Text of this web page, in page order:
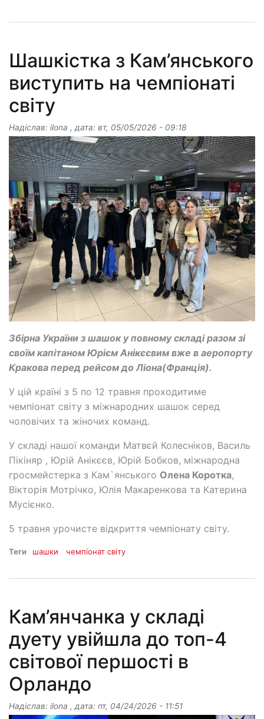
Шашкістка з Кам’янського
виступить на чемпіонаті
світу
Надіслав: ilona , дата: вт, 05/05/2026 - 09:18
Збірна України з шашок у повному складі разом зі
своїм капітаном Юрієм Анікєєвим вже в аеропорту
Кракова перед рейсом до Ліона(Франція).
У цій країні з 5 по 12 травня проходитиме
чемпіонат світу з міжнародних шашок серед
чоловічих та жіночих команд.
У складі нашої команди Матвєй Колесніков, Василь
Пікіняр , Юрій Анікєєв, Юрій Бобков, міжнародна
гросмейстерка з Кам`янського Олена Коротка,
Вікторія Мотрічко, Юлія Макаренкова та Катерина
Мусієнко.
5 травня урочисте відкриття чемпіонату світу.
Теги шашки чемпіонат світу
Кам’янчанка у складі
дуету увійшла до топ-4
світової першості в
Орландо
Надіслав: ilona , дата: пт, 04/24/2026 - 11:51